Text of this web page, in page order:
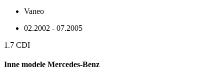
Vaneo
02.2002 - 07.2005
1.7 CDI
Inne modele Mercedes-Benz